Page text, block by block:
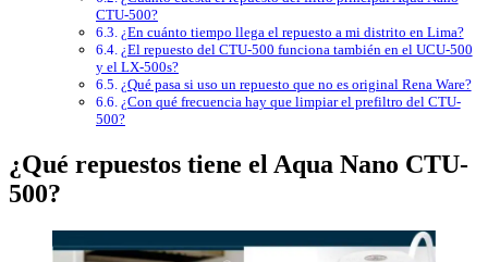
CTU-500?
¿En cuánto tiempo llega el repuesto a mi distrito en Lima?
¿El repuesto del CTU-500 funciona también en el UCU-500
y el LX-500s?
¿Qué pasa si uso un repuesto que no es original Rena Ware?
¿Con qué frecuencia hay que limpiar el prefiltro del CTU-
500?
¿Qué repuestos tiene el Aqua Nano CTU-
500?